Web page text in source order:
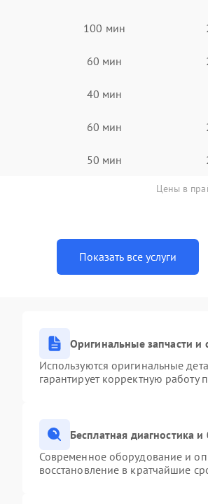
100 мин
60 мин
40 мин
60 мин
50 мин
Цены в
Показать все услуги
Оригинальные запчасти
Используются оригинальные
гарантирует корректную работу
Бесплатная диагностика
Современное оборудование и
восстановление в кратчайшие